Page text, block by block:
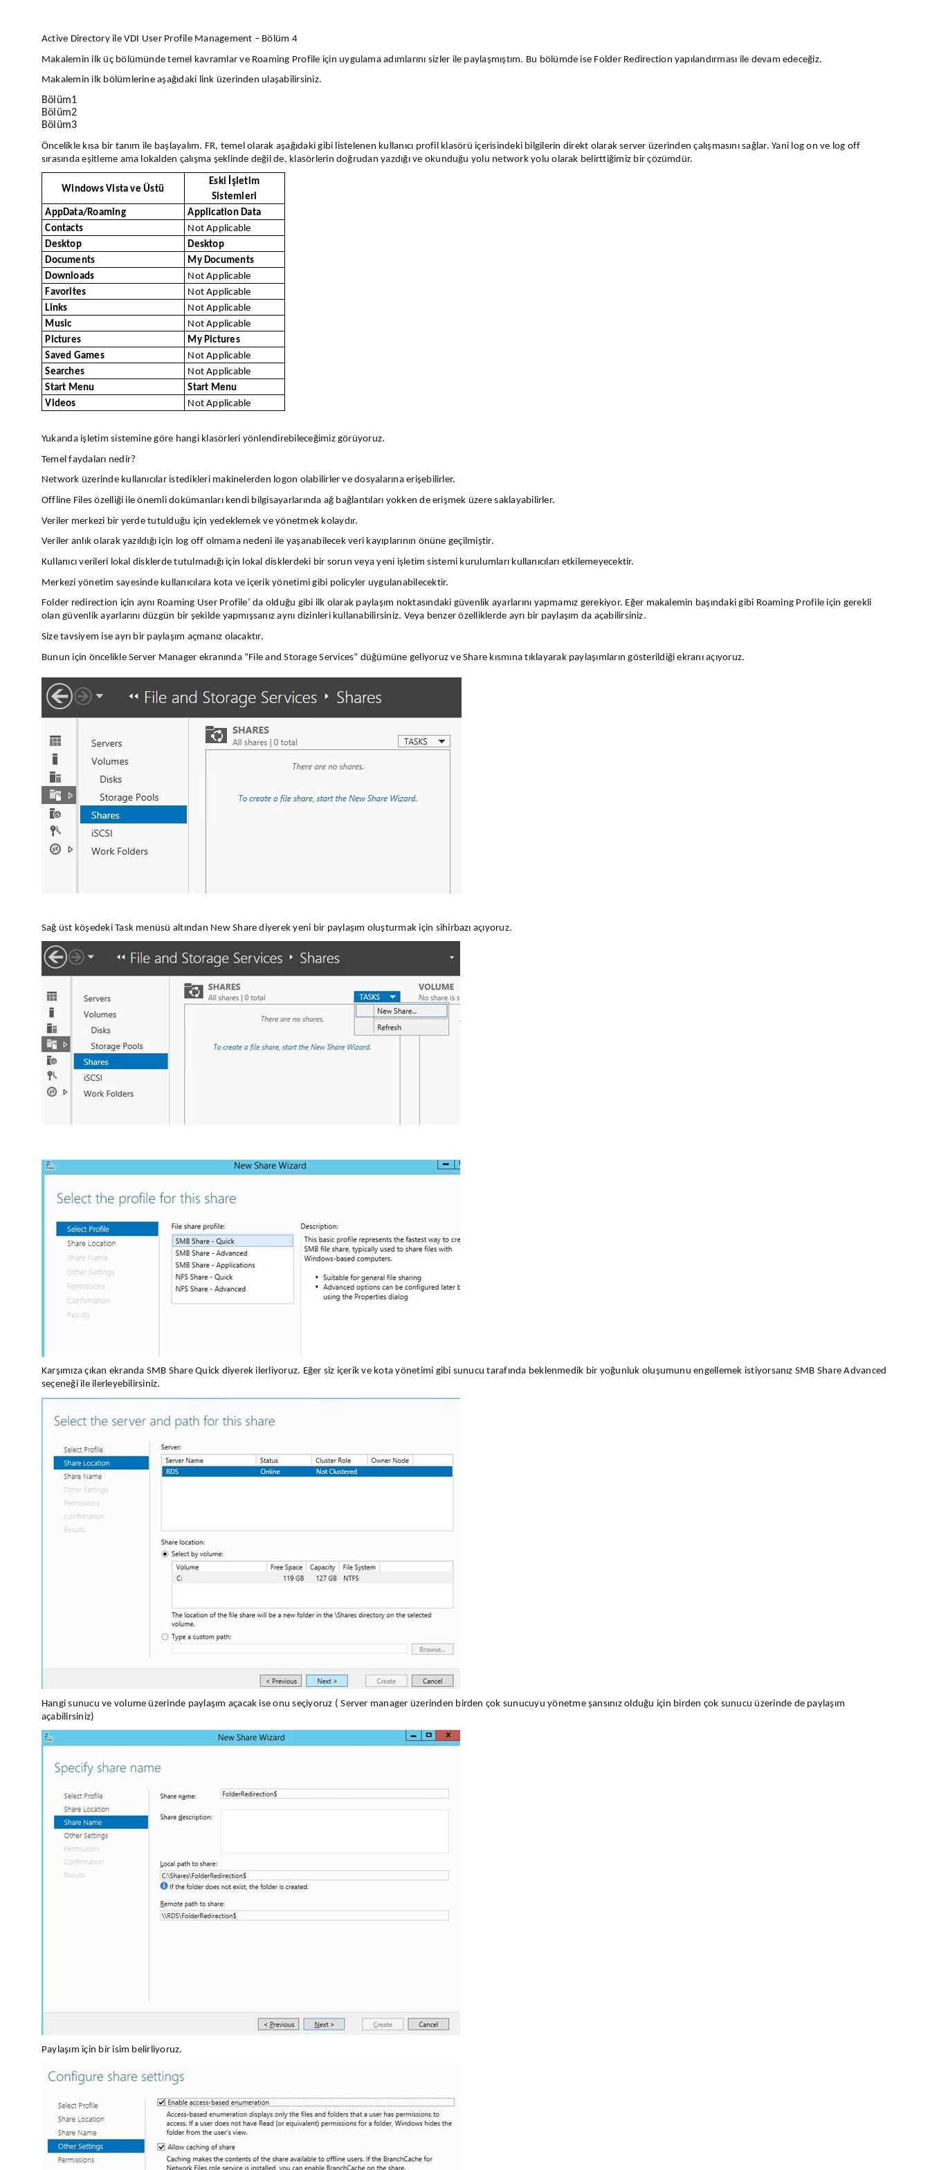
Active Directory ile VDI User Profile Management – Bölüm 4
Makalemin ilk üç bölümünde temel kavramlar ve Roaming Profile için uygulama adımlarını sizler ile paylaşmıştım. Bu bölümde ise Folder Redirection yapılandırması ile devam edeceğiz.
Makalemin ilk bölümlerine aşağıdaki link üzerinden ulaşabilirsiniz.
Bölüm1
Bölüm2
Bölüm3
Öncelikle kısa bir tanım ile başlayalım. FR, temel olarak aşağıdaki gibi listelenen kullanıcı profil klasörü içerisindeki bilgilerin direkt olarak server üzerinden çalışmasını sağlar. Yani log on ve log off
sırasında eşitleme ama lokalden çalışma şeklinde değil de, klasörlerin doğrudan yazdığı ve okunduğu yolu network yolu olarak belirttiğimiz bir çözümdür.
Windows Vista ve Üstü
Eski İşletim
Sistemleri
AppData/Roaming
Application Data
Contacts
Not Applicable
Desktop
Desktop
Documents
My Documents
Downloads
Not Applicable
Favorites
Not Applicable
Links
Not Applicable
Music
Not Applicable
Pictures
My Pictures
Saved Games
Not Applicable
Searches
Not Applicable
Start Menu
Start Menu
Videos
Not Applicable
Yukarıda işletim sistemine göre hangi klasörleri yönlendirebileceğimiz görüyoruz.
Temel faydaları nedir?
Network üzerinde kullanıcılar istedikleri makinelerden logon olabilirler ve dosyalarına erişebilirler.
Offline Files özelliği ile önemli dokümanları kendi bilgisayarlarında ağ bağlantıları yokken de erişmek üzere saklayabilirler.
Veriler merkezi bir yerde tutulduğu için yedeklemek ve yönetmek kolaydır.
Veriler anlık olarak yazıldığı için log off olmama nedeni ile yaşanabilecek veri kayıplarının önüne geçilmiştir.
Kullanıcı verileri lokal disklerde tutulmadığı için lokal disklerdeki bir sorun veya yeni işletim sistemi kurulumları kullanıcıları etkilemeyecektir.
Merkezi yönetim sayesinde kullanıcılara kota ve içerik yönetimi gibi policyler uygulanabilecektir.
Folder redirection için aynı Roaming User Profile’ da olduğu gibi ilk olarak paylaşım noktasındaki güvenlik ayarlarını yapmamız gerekiyor. Eğer makalemin başındaki gibi Roaming Profile için gerekli
olan güvenlik ayarlarını düzgün bir şekilde yapmışsanız aynı dizinleri kullanabilirsiniz. Veya benzer özelliklerde ayrı bir paylaşım da açabilirsiniz.
Size tavsiyem ise ayrı bir paylaşım açmanız olacaktır.
Bunun için öncelikle Server Manager ekranında “File and Storage Services” düğümüne geliyoruz ve Share kısmına tıklayarak paylaşımların gösterildiği ekranı açıyoruz.
Sağ üst köşedeki Task menüsü altından New Share diyerek yeni bir paylaşım oluşturmak için sihirbazı açıyoruz.
Karşımıza çıkan ekranda SMB Share Quick diyerek ilerliyoruz. Eğer siz içerik ve kota yönetimi gibi sunucu tarafında beklenmedik bir yoğunluk oluşumunu engellemek istiyorsanız SMB Share Advanced
seçeneği ile ilerleyebilirsiniz.
Hangi sunucu ve volume üzerinde paylaşım açacak ise onu seçiyoruz ( Server manager üzerinden birden çok sunucuyu yönetme şansınız olduğu için birden çok sunucu üzerinde de paylaşım
açabilirsiniz)
Paylaşım için bir isim belirliyoruz.